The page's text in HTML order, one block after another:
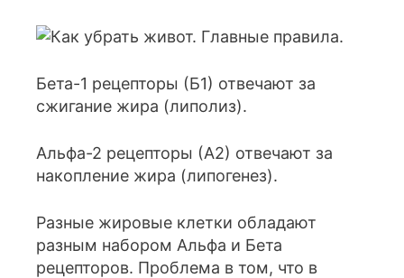
Бета-1 рецепторы (Б1) отвечают за
сжигание жира (липолиз).
Альфа-2 рецепторы (А2) отвечают за
накопление жира (липогенез).
Разные жировые клетки обладают
разным набором Альфа и Бета
рецепторов. Проблема в том, что в